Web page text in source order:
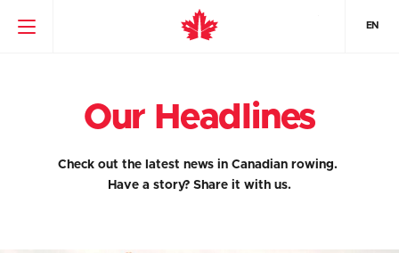
EN
Our Headlines
Check out the latest news in Canadian rowing.
Have a story? Share it with us.